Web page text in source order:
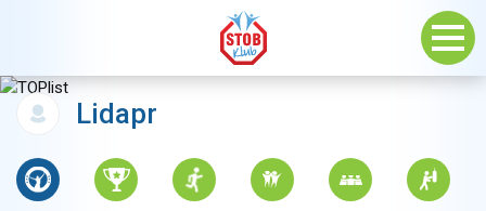
Lidapr